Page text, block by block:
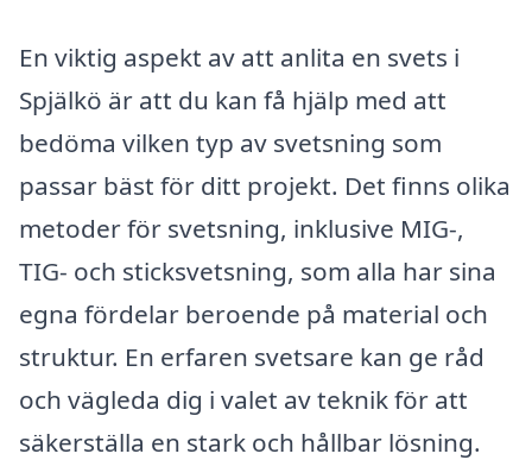
En viktig aspekt av att anlita en svets i
Spjälkö är att du kan få hjälp med att
bedöma vilken typ av svetsning som
passar bäst för ditt projekt. Det finns olika
metoder för svetsning, inklusive MIG-,
TIG- och sticksvetsning, som alla har sina
egna fördelar beroende på material och
struktur. En erfaren svetsare kan ge råd
och vägleda dig i valet av teknik för att
säkerställa en stark och hållbar lösning.